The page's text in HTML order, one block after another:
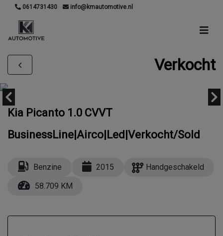
0614731430 info@kmautomotive.nl
Verkocht
Kia Picanto 1.0 CVVT
BusinessLine|Airco|Led|Verkocht/Sold
Benzine 2015
Handgeschakeld
58.709 KM